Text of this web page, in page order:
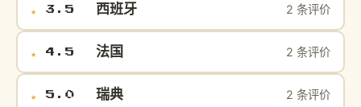
★ 3.5 西班牙 2 条评价
★ 4.5 法国 2 条评价
★ 5.0 瑞典 2 条评价